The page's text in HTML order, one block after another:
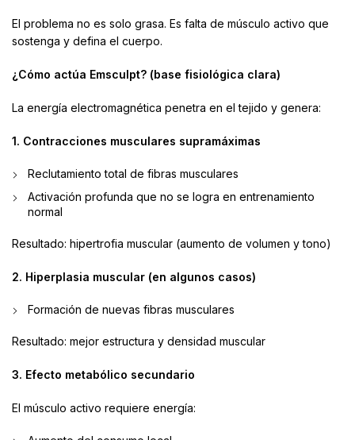
El problema no es solo grasa. Es falta de músculo activo que
sostenga y defina el cuerpo.
¿Cómo actúa Emsculpt? (base fisiológica clara)
La energía electromagnética penetra en el tejido y genera:
1. Contracciones musculares supramáximas
Reclutamiento total de fibras musculares
Activación profunda que no se logra en entrenamiento
normal
Resultado: hipertrofia muscular (aumento de volumen y tono)
2. Hiperplasia muscular (en algunos casos)
Formación de nuevas fibras musculares
Resultado: mejor estructura y densidad muscular
3. Efecto metabólico secundario
El músculo activo requiere energía: